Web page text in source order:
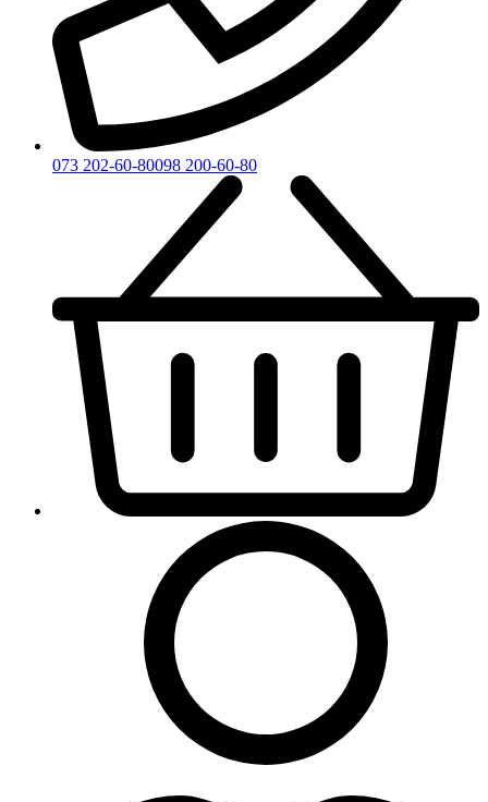
073 202-60-80098 200-60-80